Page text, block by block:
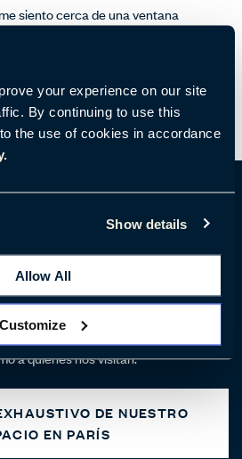
your experience on our site
By continuing to use this
the use of cookies in accordance
Show details
Allow All
Customize
siento cerca de una ventana
una vista así me parece un auténtico
a diseñar una atmósfera cálida y
específica de colores y
del poder estético único del
a quienes nos visitan.
DE NUESTRO
EN PARÍS